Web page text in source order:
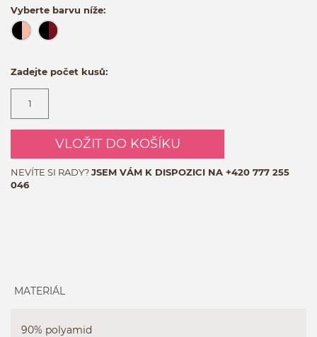
Vyberte barvu níže:
Zadejte počet kusů:
VLOŽIT DO KOŠÍKU
NEVÍTE SI RADY?JSEM VÁM K DISPOZICI NA +420 777 255
046
MATERIÁL
90% polyamid